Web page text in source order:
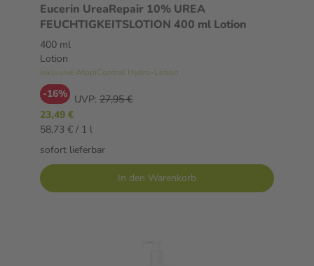
Eucerin UreaRepair 10% UREA
FEUCHTIGKEITSLOTION 400 ml Lotion
400 ml
Lotion
inklusive AtopiControl Hydro-Lotion
-16% UVP: 27,95 €
23,49 €
58,73 € / 1 l
sofort lieferbar
In den Warenkorb